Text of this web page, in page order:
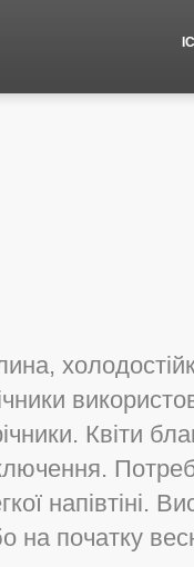
Квіти
напівтіні.
на початку